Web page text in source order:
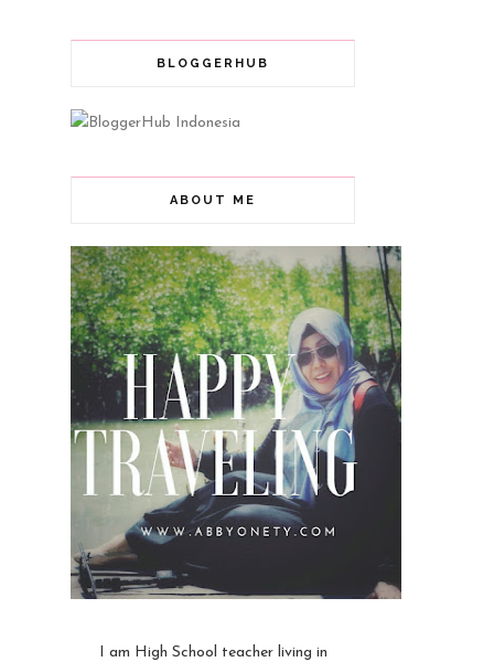
BLOGGERHUB
ABOUT ME
I am High School teacher living in